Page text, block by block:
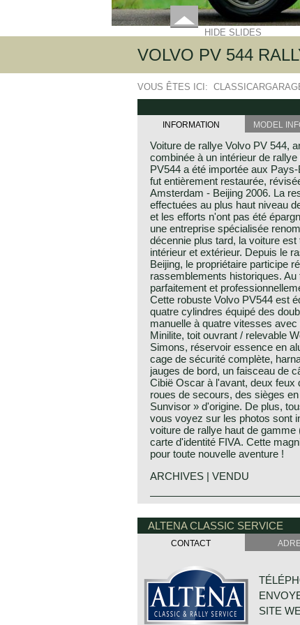
HIDE SLIDES
VOLVO PV 544
VOUS ÊTES ICI:
INFORMATION MODEL
Voiture de rallye Volvo PV 544,
combinée à un intérieur de
PV544 a été importée aux
fut entièrement restaurée,
Amsterdam - Beijing 2006. La
effectuées au plus haut niveau
et les efforts n'ont pas été
une entreprise spécialisée
décennie plus tard, la voiture
intérieur et extérieur. Depuis le
Beijing, le propriétaire participe
rassemblements historiques.
parfaitement et
Cette robuste Volvo PV544 est
quatre cylindres équipé des
manuelle à quatre vitesses
Minilite, toit ouvrant / relevable
Simons, réservoir essence en
cage de sécurité complète,
jauges de bord, un faisceau de
Cibië Oscar à l'avant, deux feux
roues de secours, des sièges
Sunvisor » d'origine. De plus,
vous voyez sur les photos sont
voiture de rallye haut de
carte d'identité FIVA. Cette
pour toute nouvelle aventure !
ARCHIVES | VENDU
ALTENA CLASSIC SERVICE
CONTACT
SITE